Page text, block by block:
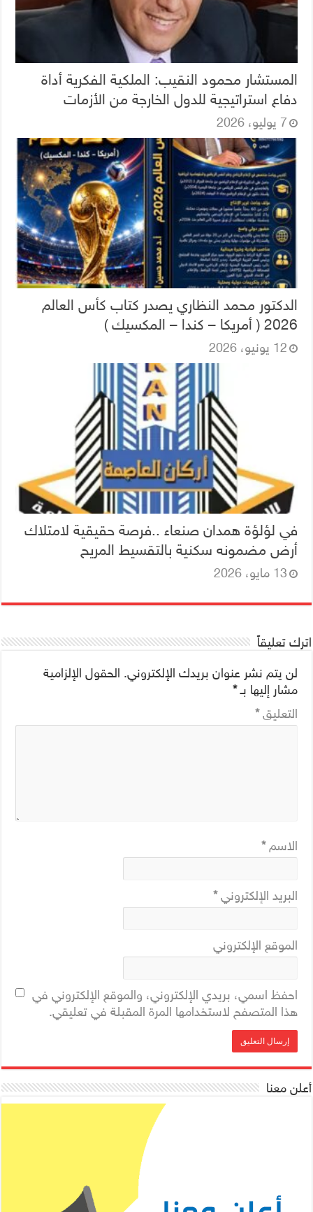
المستشار محمود النقيب: الملكية الفكرية أداة
دفاع استراتيجية للدول الخارجة من الأزمات
7 يوليو، 2026
الدكتور محمد النظاري يصدر كتاب كأس العالم
2026 ( أمريكا – كندا – المكسيك )
12 يونيو، 2026
في لؤلؤة همدان صنعاء ..فرصة حقيقية لامتلاك
أرض مضمونه سكنية بالتقسيط المريح
13 مايو، 2026
اترك تعليقاً
لن يتم نشر عنوان بريدك الإلكتروني. الحقول الإلزامية
مشار إليها بـ*
التعليق*
الاسم*
البريد الإلكتروني*
الموقع الإلكتروني
احفظ اسمي، بريدي الإلكتروني، والموقع الإلكتروني في
هذا المتصفح لاستخدامها المرة المقبلة في تعليقي.
أعلن معنا